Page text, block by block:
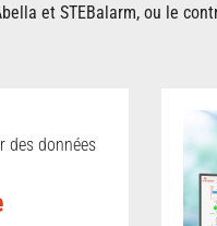
et STEBalarm, ou le
des données